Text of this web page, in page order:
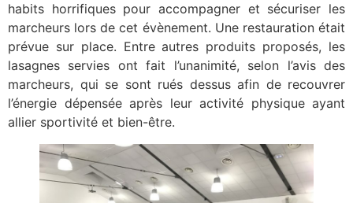
habits horrifiques pour accompagner et sécuriser les
marcheurs lors de cet évènement. Une restauration était
prévue sur place. Entre autres produits proposés, les
lasagnes servies ont fait l’unanimité, selon l’avis des
marcheurs, qui se sont rués dessus afin de recouvrer
l’énergie dépensée après leur activité physique ayant
allier sportivité et bien-être.